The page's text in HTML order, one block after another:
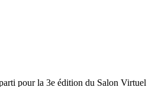
pour la 3e édition du Salon Virtuel